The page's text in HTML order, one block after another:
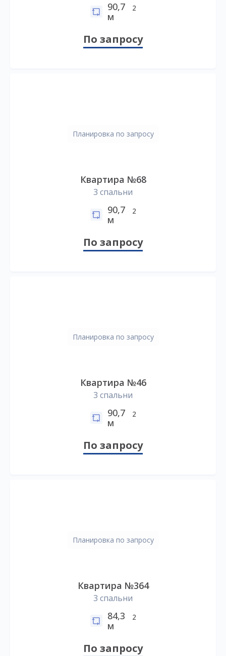
90,7
м
2
По запросу
Планировка по запросу
Квартира №68
3 спальни
90,7
м
2
По запросу
Планировка по запросу
Квартира №46
3 спальни
90,7
м
2
По запросу
Планировка по запросу
Квартира №364
3 спальни
84,3
м
2
По запросу